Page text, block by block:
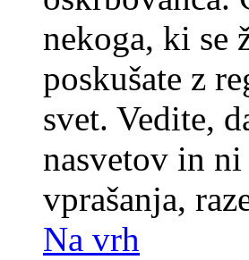
nekoga, ki se
poskušate z
svet. Vedite,
nasvetov in
vprašanja,
Na vrh